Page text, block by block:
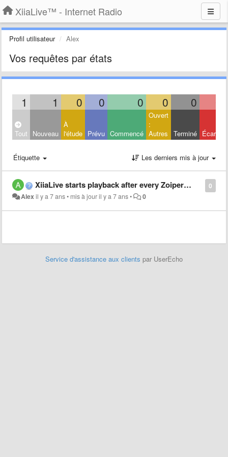
XiiaLive™ - Internet Radio
Profil utilisateur Alex
Vos requêtes par états
1 1 0 0 0 0 0
Tout Nouveau
À
l'étude Prévu Commencé
Ouvert
:
Autres
Terminé Écarté
Étiquette Les derniers mis à jour
0
XiiaLive starts playback after every Zoiper call.
Alexil y a 7 ans• mis à jouril y a 7 ans• 0
Service d'assistance aux clients par UserEcho